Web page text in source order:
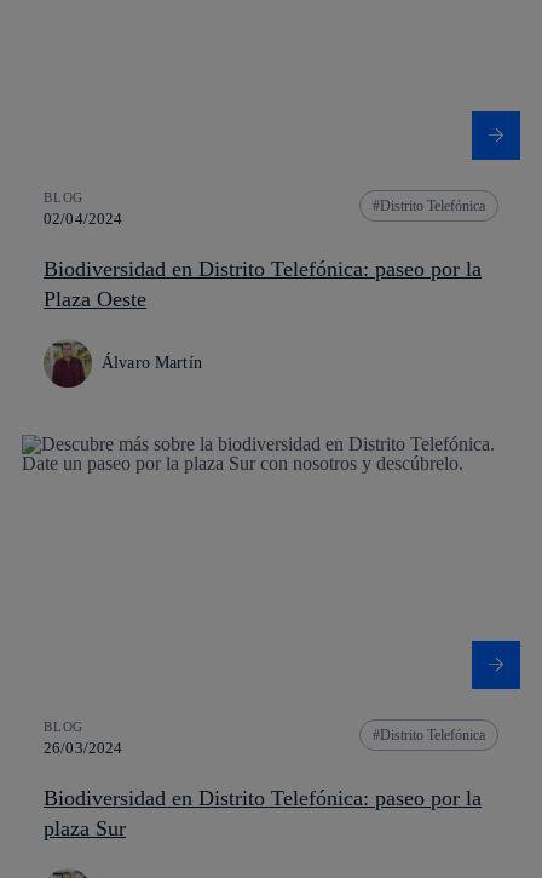
BLOG
02/04/2024
Distrito Telefónica
Biodiversidad en Distrito Telefónica: paseo por la
Plaza Oeste
Álvaro Martín
BLOG
26/03/2024
Distrito Telefónica
Biodiversidad en Distrito Telefónica: paseo por la
plaza Sur